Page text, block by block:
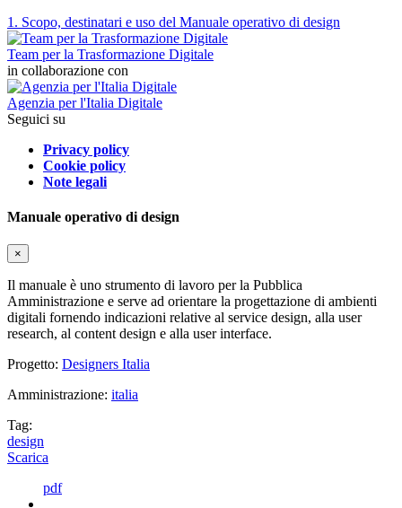
1. Scopo, destinatari e uso del Manuale operativo di design
Team per la Trasformazione Digitale
in collaborazione con
Agenzia per l'Italia Digitale
Seguici su
Privacy policy
Cookie policy
Note legali
Manuale operativo di design
×
Il manuale è uno strumento di lavoro per la Pubblica
Amministrazione e serve ad orientare la progettazione di ambienti
digitali fornendo indicazioni relative al service design, alla user
research, al content design e alla user interface.
Progetto: Designers Italia
Amministrazione: italia
Tag:
design
Scarica
pdf